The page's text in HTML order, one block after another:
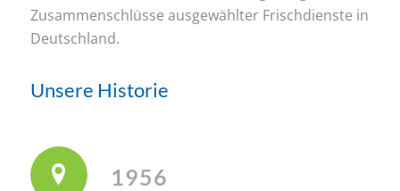
Zusammenschlüsse ausgewählter Frischdienste in
Deutschland.
Unsere Historie
1956